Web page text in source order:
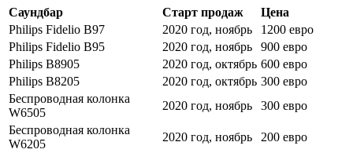
Саундбар Старт продаж
Цена
Philips Fidelio B97
2020 год, ноябрь
1200 евро
Philips Fidelio B95
2020 год, ноябрь
900 евро
Philips B8905
2020 год, октябрь 600 евро
Philips B8205
2020 год, октябрь 300 евро
Беспроводная колонка
W6505
2020 год, ноябрь
300 евро
Беспроводная колонка
W6205
2020 год, ноябрь
200 евро